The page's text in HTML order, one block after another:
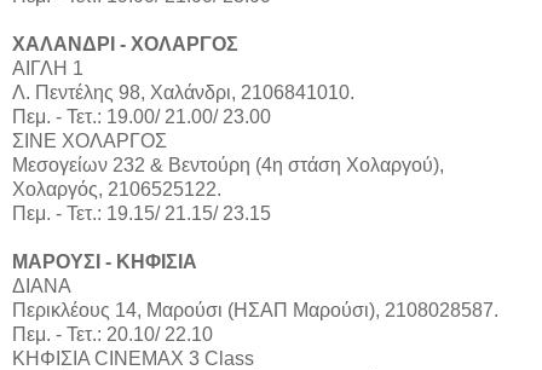
ΧΑΛΑΝΔΡΙ - ΧΟΛΑΡΓΟΣ
ΑΙΓΛΗ 1
Λ. Πεντέλης 98, Χαλάνδρι, 2106841010.
Πεμ. - Τετ.: 19.00/ 21.00/ 23.00
ΣΙΝΕ ΧΟΛΑΡΓΟΣ
Μεσογείων 232 & Βεντούρη (4η στάση Χολαργού),
Χολαργός, 2106525122.
Πεμ. - Τετ.: 19.15/ 21.15/ 23.15
ΜΑΡΟΥΣΙ - ΚHΦΙΣΙΑ
ΔΙΑΝΑ
Περικλέους 14, Μαρούσι (ΗΣΑΠ Μαρούσι), 2108028587.
Πεμ. - Τετ.: 20.10/ 22.10
ΚΗΦΙΣΙΑ CINEMAX 3 Class